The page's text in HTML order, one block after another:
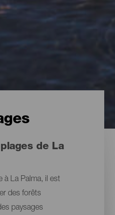
de La
à La Palma, il est
des forêts
paysages